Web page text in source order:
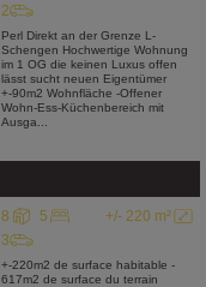
2
Perl Direkt an der Grenze L-
Schengen Hochwertige Wohnung
im 1 OG die keinen Luxus offen
lässt sucht neuen Eigentümer
+-90m2 Wohnfläche -Offener
Wohn-Ess-Küchenbereich mit
Ausga...
+/- 220 m²
8
5
3
+-220m2 de surface habitable -
617m2 de surface du terrain